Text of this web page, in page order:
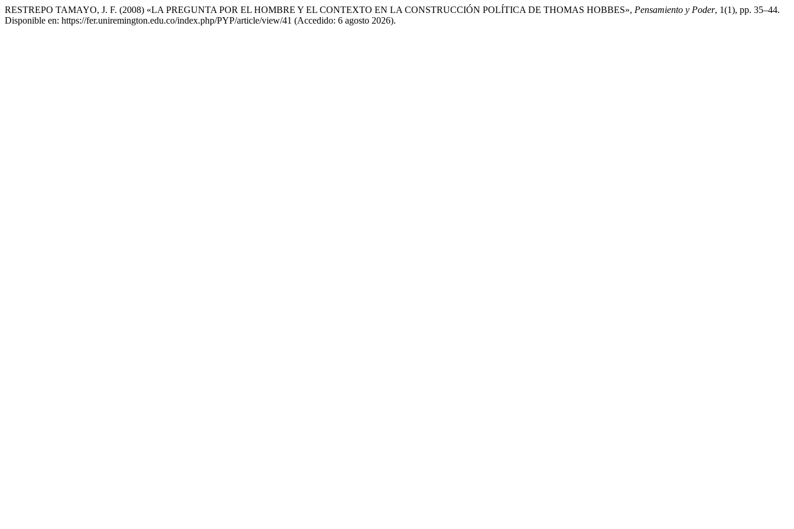
RESTREPO TAMAYO, J. F. (2008) «LA PREGUNTA POR EL HOMBRE Y EL CONTEXTO EN LA CONSTRUCCIÓN POLÍTICA DE THOMAS HOBBES», Pensamiento y Poder, 1(1), pp. 35–44.
Disponible en: https://fer.uniremington.edu.co/index.php/PYP/article/view/41 (Accedido: 6 agosto 2026).